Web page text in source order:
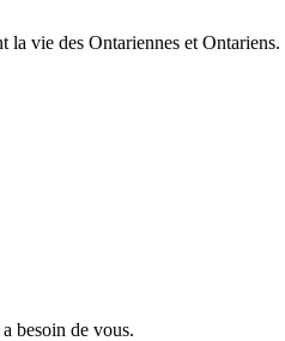
la vie des Ontariennes et Ontariens.
besoin de vous.